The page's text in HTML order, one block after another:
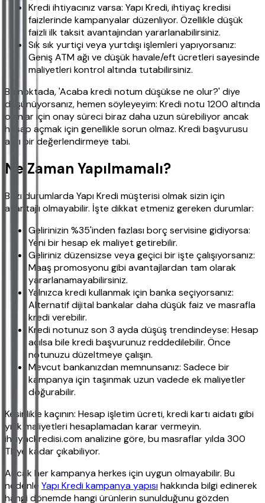
Kredi ihtiyacınız varsa: Yapı Kredi, ihtiyaç kredisi
faizlerinde kampanyalar düzenliyor. Özellikle düşük
faizli ilk taksit avantajından yararlanabilirsiniz.
Sık sık yurtiçi veya yurtdışı işlemleri yapıyorsanız:
Geniş ATM ağı ve düşük havale/eft ücretleri sayesinde
maliyetleri kontrol altında tutabilirsiniz.
Bu noktada, 'Acaba kredi notum düşükse ne olur?' diye
düşünüyorsanız, hemen söyleyeyim: Kredi notu 1200 altında
olanlar için onay süreci biraz daha uzun sürebiliyor ancak
hesap açmak için genellikle sorun olmaz. Kredi başvurusu
ayrı bir değerlendirmeye tabi.
Ne Zaman Yapılmamalı?
Bazı durumlarda Yapı Kredi müşterisi olmak sizin için
avantajlı olmayabilir. İşte dikkat etmeniz gereken durumlar:
Gelirinizin %35'inden fazlası borç servisine gidiyorsa:
Yeni bir hesap ek maliyet getirebilir.
Geliriniz düzensizse veya geçici bir işte çalışıyorsanız:
Maaş promosyonu gibi avantajlardan tam olarak
yararlanamayabilirsiniz.
Yalnızca kredi kullanmak için banka seçiyorsanız:
Alternatif dijital bankalar daha düşük faiz ve masrafla
kredi verebilir.
Kredi notunuz son 3 ayda düşüş trendindeyse: Hesap
açılsa bile kredi başvurunuz reddedilebilir. Önce
notunuzu düzeltmeye çalışın.
Mevcut bankanızdan memnunsanız: Sadece bir
kampanya için taşınmak uzun vadede ek maliyetler
doğurabilir.
Kesinlikle kaçının: Hesap işletim ücreti, kredi kartı aidatı gibi
yıllık maliyetleri hesaplamadan karar vermeyin.
ihtiyackredisi.com analizine göre, bu masraflar yılda 300
TL'ye kadar çıkabiliyor.
Ancak her kampanya herkes için uygun olmayabilir. Bu
nedenle Yapı Kredi kampanya yapısıhakkında bilgi edinerek
hangi dönemde hangi ürünlerin sunulduğunu gözden